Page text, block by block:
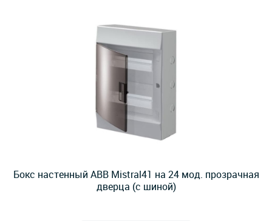
Бокс настенный ABB Mistral41 на 24 мод. прозрачная
дверца (с шиной)